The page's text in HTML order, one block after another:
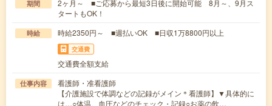
期間
2ヶ月～ ■ご応募から最短3日後に開始可能 8月～、9月ス
タートもOK！
時給 時給2350円～ ■週払いOK ■日収1万8800円以上
交通費
交通費全額支給
仕事内容
看護師・准看護師
【介護施設で体調などの記録がメイン＊看護師】▼具体的に
は…○体温、血圧などのチェック・記録○お薬の飲…